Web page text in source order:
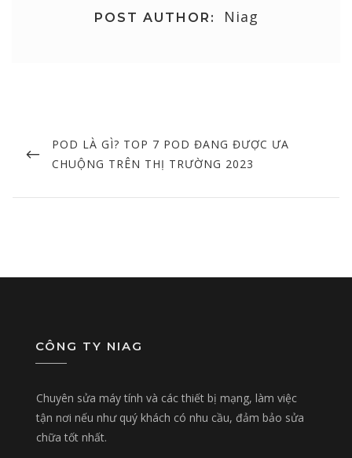
POST AUTHOR: Niag
navigation
PREVIOUS
POST
POD LÀ GÌ? TOP 7 POD ĐANG ĐƯỢC ƯA
CHUỘNG TRÊN THỊ TRƯỜNG 2023
CÔNG TY NIAG
Chuyên sửa máy tính và các thiết bị mạng, làm việc
tận nơi nếu như quý khách có nhu cầu, đảm bảo sửa
chữa tốt nhất.